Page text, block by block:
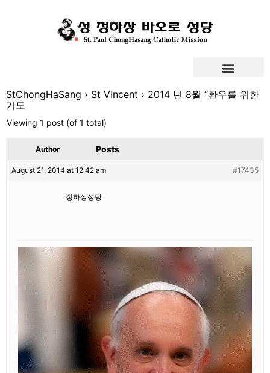
StChongHaSang › St Vincent › 2014 년 8월 “환우를 위한
기도
Viewing 1 post (of 1 total)
Author Posts
August 21, 2014 at 12:42 am #17435
정하상성당